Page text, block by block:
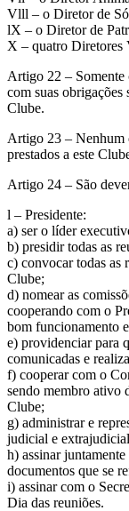
Vlll – o Diretor de
lX – o Diretor de
X – quatro Diretores
Artigo 22 – Somente
com suas obrigações
Clube.
Artigo 23 – Nenhum
prestados a este
Artigo 24 – São
l – Presidente:
a) ser o líder
b) presidir todas as
c) convocar todas as
Clube;
d) nomear as
cooperando com o
bom funcionamento
e) providenciar para
comunicadas e
f) cooperar com o
sendo membro ativo
Clube;
g) administrar e
judicial e
h) assinar
documentos que se
i) assinar com o
Dia das reuniões.